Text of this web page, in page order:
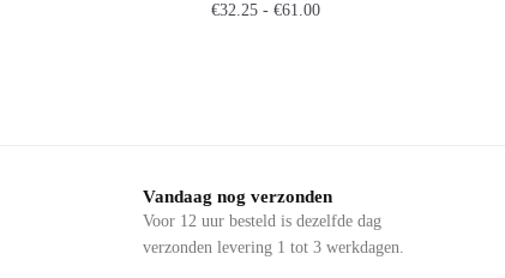
€32.25 - €61.00
Vandaag nog verzonden
Voor 12 uur besteld is dezelfde dag
verzonden levering 1 tot 3 werkdagen.